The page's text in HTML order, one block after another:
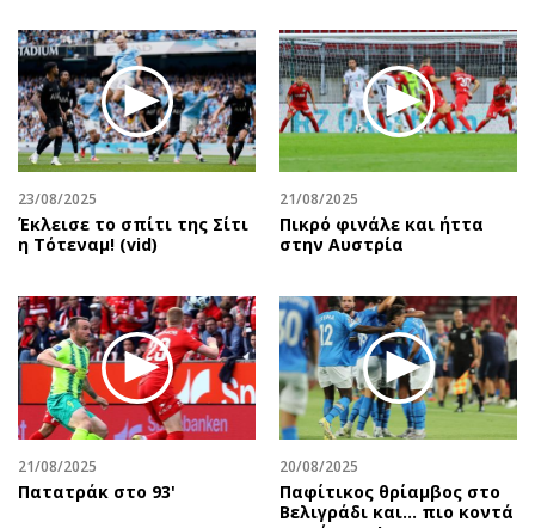
23/08/2025
Έκλεισε το σπίτι της Σίτι
η Τότεναμ! (vid)
21/08/2025
Πικρό φινάλε και ήττα
στην Αυστρία
21/08/2025
Πατατράκ στο 93'
20/08/2025
Παφίτικος θρίαμβος στο
Βελιγράδι και... πιο κοντά